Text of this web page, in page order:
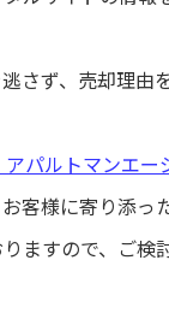
さず、売却理由
パルトマンエー
客様に寄り添っ
ますので、ご検